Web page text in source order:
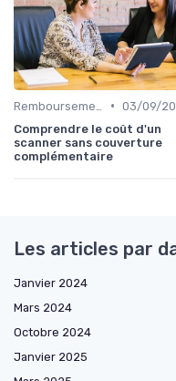
• 03/09/
Comprendre le coût d'un
scanner sans couverture
complémentaire
Les articles par
Janvier 2024
Mars 2024
Octobre 2024
Janvier 2025